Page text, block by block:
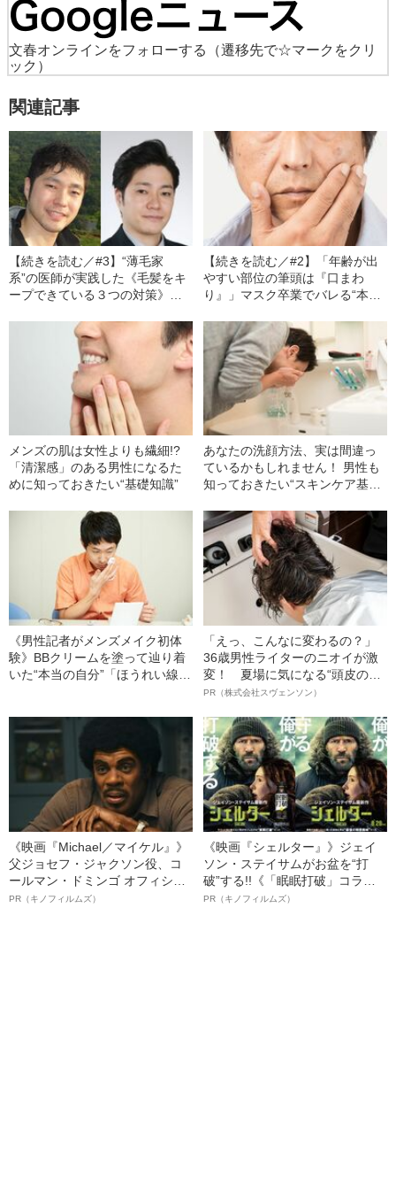
文春オンラインをフォローする
（遷移先で☆マークをクリ
ック）
関連記事
【続きを読む／#3】“薄毛家
系”の医師が実践した《毛髪をキ
ープできている３つの対策》と
優しいシャンプー」「ダメ押し
【続きを読む／#2】「年齢が出
やすい部位の筆頭は『口まわ
り』」マスク卒業でバレる“本当
ける「正しい紫外線対策」とは
メンズの肌は女性よりも繊細!?
「清潔感」のある男性になるた
めに知っておきたい“基礎知識”
あなたの洗顔方法、実は間違っ
ているかもしれません！ 男性も
知っておきたい“スキンケア基本
《男性記者がメンズメイク初体
験》BBクリームを塗って辿り着
いた“本当の自分”「ほうれい線や
「えっ、こんなに変わるの？」
36歳男性ライターのニオイが激
変！ 夏場に気になる“頭皮のニ
オイ”や“ベタつき”を解消す
ト”が生み出した徹底ケアとは
PR（株式会社スヴェンソン）
《映画『Michael／マイケル』》
父ジョセフ・ジャクソン役、コ
ールマン・ドミンゴ オフィシャ
ルインタビュー“観客を魅了した
PR（キノフィルムズ）
《映画『シェルター』》ジェイ
ソン・ステイサムがお盆を“打
破”する!!《「眠眠打破」コラ
ボ》
PR（キノフィルムズ）